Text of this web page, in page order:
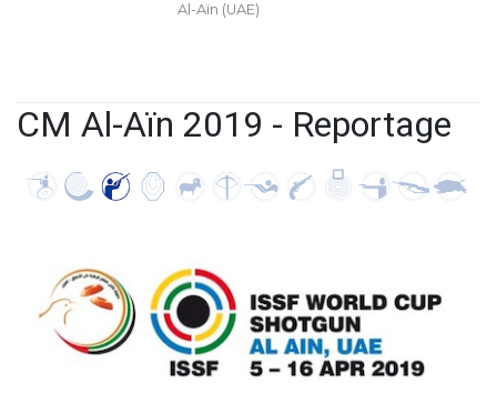
Al-Aïn (UAE)
CM Al-Aïn 2019 - Reportage